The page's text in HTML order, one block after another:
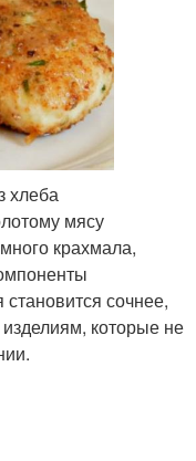
хлеба
мясу
крахмала,
сочнее,
которые не